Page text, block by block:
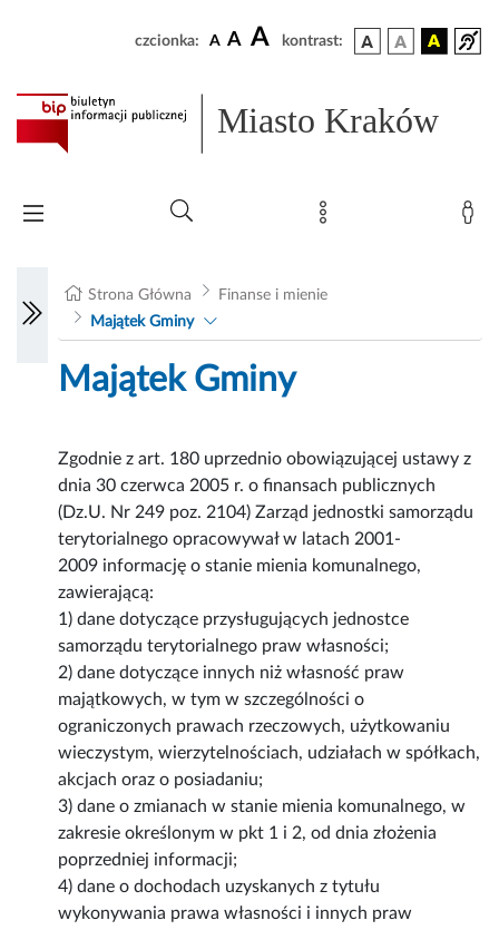
czcionka: A A A kontrast:
Miasto Kraków
Strona Główna
Finanse i mienie
Majątek Gminy
Majątek Gminy
Zgodnie z art. 180 uprzednio obowiązującej ustawy z
dnia 30 czerwca 2005 r. o finansach publicznych
(Dz.U. Nr 249 poz. 2104) Zarząd jednostki samorządu
terytorialnego opracowywał w latach 2001-
2009 informację o stanie mienia komunalnego,
zawierającą:
1) dane dotyczące przysługujących jednostce
samorządu terytorialnego praw własności;
2) dane dotyczące innych niż własność praw
majątkowych, w tym w szczególności o
ograniczonych prawach rzeczowych, użytkowaniu
wieczystym, wierzytelnościach, udziałach w spółkach,
akcjach oraz o posiadaniu;
3) dane o zmianach w stanie mienia komunalnego, w
zakresie określonym w pkt 1 i 2, od dnia złożenia
poprzedniej informacji;
4) dane o dochodach uzyskanych z tytułu
wykonywania prawa własności i innych praw